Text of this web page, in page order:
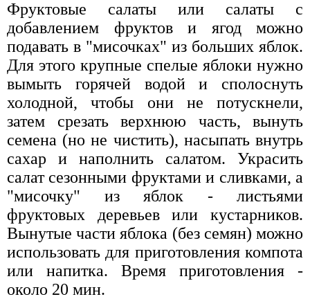
Фруктовые салаты или салаты с
добавлением фруктов и ягод можно
подавать в "мисочках" из больших яблок.
Для этого крупные спелые яблоки нужно
вымыть горячей водой и сполоснуть
холодной, чтобы они не потускнели,
затем срезать верхнюю часть, вынуть
семена (но не чистить), насыпать внутрь
сахар и наполнить салатом. Украсить
салат сезонными фруктами и сливками, а
"мисочку" из яблок - листьями
фруктовых деревьев или кустарников.
Вынутые части яблока (без семян) можно
использовать для приготовления компота
или напитка. Время приготовления -
около 20 мин.